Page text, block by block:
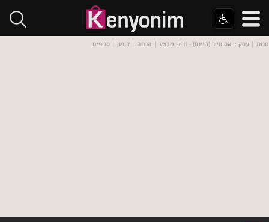
חנות | עסק :: אס ווייר (היינס) - חפש מבצע | הנחה | קופון | סניפים